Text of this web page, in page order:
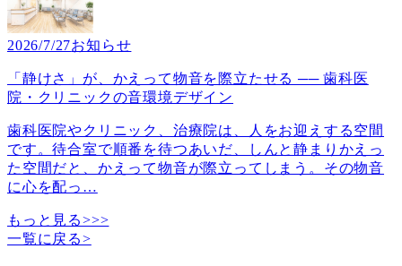
2026/7/27お知らせ
「静けさ」が、かえって物音を際立たせる ── 歯科医
院・クリニックの音環境デザイン
歯科医院やクリニック、治療院は、人をお迎えする空間
です。待合室で順番を待つあいだ、しんと静まりかえっ
た空間だと、かえって物音が際立ってしまう。その物音
に心を配っ …
もっと見る>>>
一覧に戻る>